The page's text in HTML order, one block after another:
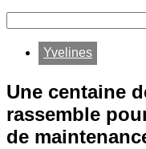
Yvelines
Une centaine
rassemble
de